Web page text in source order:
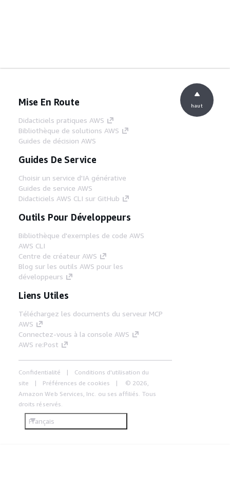
Mise En Route
Didacticiels pratiques AWS
Bibliothèque de solutions AWS
Guides de décision AWS
Guides De Service
Choisir un service d'IA générative
Guides de service AWS
Didacticiels AWS CLI sur GitHub
Outils Pour Développeurs
Bibliothèque d'exemples de code AWS
AWS CLI
Centre de créateur AWS
Blog sur les outils AWS pour les
développeurs
Liens Utiles
Téléchargez les documents du serveur MCP
AWS
Connectez-vous à la console AWS
AWS re:Post
Confidentialité
Conditions d'utilisation du
site
Préférences de cookies
© 2026,
Amazon Web Services, Inc. ou ses affiliés. Tous
droits réservés.
Français
haut